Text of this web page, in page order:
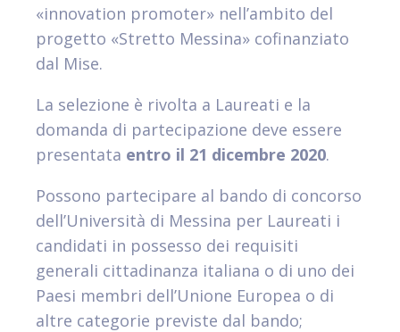
«innovation promoter» nell’ambito del
progetto «Stretto Messina» cofinanziato
dal Mise.
La selezione è rivolta a Laureati e la
domanda di partecipazione deve essere
presentata entro il 21 dicembre 2020.
Possono partecipare al bando di concorso
dell’Università di Messina per Laureati i
candidati in possesso dei requisiti
generali cittadinanza italiana o di uno dei
Paesi membri dell’Unione Europea o di
altre categorie previste dal bando;